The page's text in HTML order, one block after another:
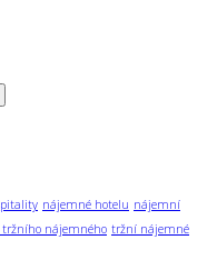
nájemné hotelu nájemní
tržního nájemného tržní nájemné